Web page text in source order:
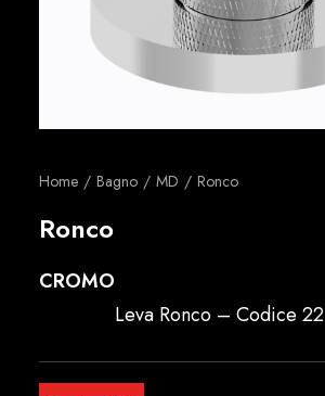
Contatti
Italiano
Home Bagno MD Ronco
Ronco
CROMO
Leva Ronco – Codice 22